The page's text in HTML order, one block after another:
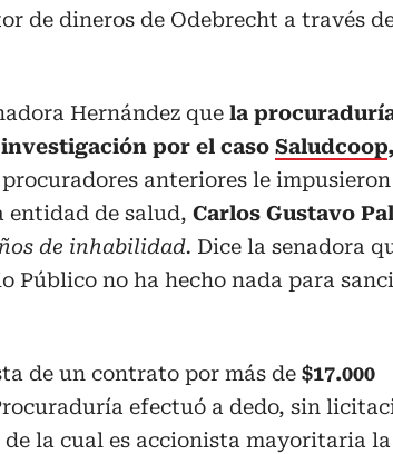
de dineros de Odebrecht a través
Hernández que la
por el caso Saludcoop,
anteriores le
entidad de salud, Carlos Gustavo
de inhabilidad. Dice la senadora
Público no ha hecho nada para
de un contrato por más de $17.000
efectuó a dedo, sin
la cual es accionista mayoritaria la